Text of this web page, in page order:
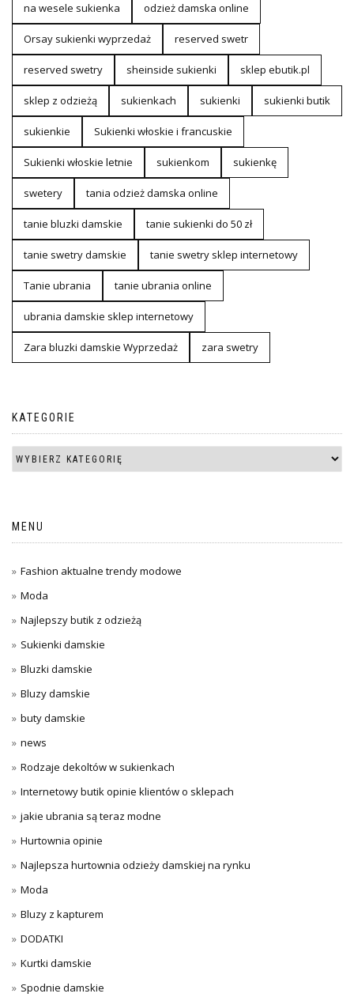
na wesele sukienka odzież damska online
Orsay sukienki wyprzedaż reserved swetr
reserved swetry sheinside sukienki sklep ebutik.pl
sklep z odzieżą sukienkach sukienki sukienki butik
sukienkie Sukienki włoskie i francuskie
Sukienki włoskie letnie sukienkom sukienkę
swetery tania odzież damska online
tanie bluzki damskie tanie sukienki do 50 zł
tanie swetry damskie tanie swetry sklep internetowy
Tanie ubrania tanie ubrania online
ubrania damskie sklep internetowy
Zara bluzki damskie Wyprzedaż zara swetry
KATEGORIE
MENU
Fashion aktualne trendy modowe
Moda
Najlepszy butik z odzieżą
Sukienki damskie
Bluzki damskie
Bluzy damskie
buty damskie
news
Rodzaje dekoltów w sukienkach
Internetowy butik opinie klientów o sklepach
jakie ubrania są teraz modne
Hurtownia opinie
Najlepsza hurtownia odzieży damskiej na rynku
Moda
Bluzy z kapturem
DODATKI
Kurtki damskie
Spodnie damskie